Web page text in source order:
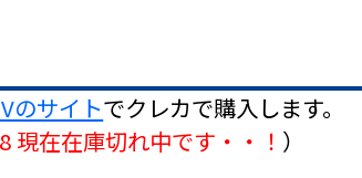
のサイトでクレカで購入します。
現在在庫切れ中です・・！ ）